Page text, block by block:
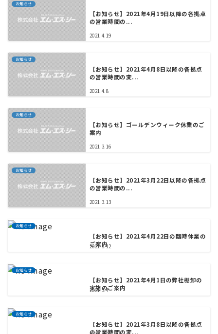
お知らせ
【お知らせ】2021年4月19日以降の各拠点
の営業時間の...
2021.4.19
お知らせ
【お知らせ】2021年4月8日以降の各拠点
の営業時間の変...
2021.4.8
お知らせ
【お知らせ】ゴールデンウィーク休業のご
案内
2021.3.16
お知らせ
【お知らせ】2021年3月22日以降の各拠点
の営業時間の...
2021.3.13
お知らせ
【お知らせ】2021年4月22日の臨時休業の
ご案内
2021.3.12
お知らせ
【お知らせ】2021年4月1日の弊社棚卸の
実施のご案内
2021.3.4
お知らせ
【お知らせ】2021年3月8日以降の各拠点
の営業時間の変...